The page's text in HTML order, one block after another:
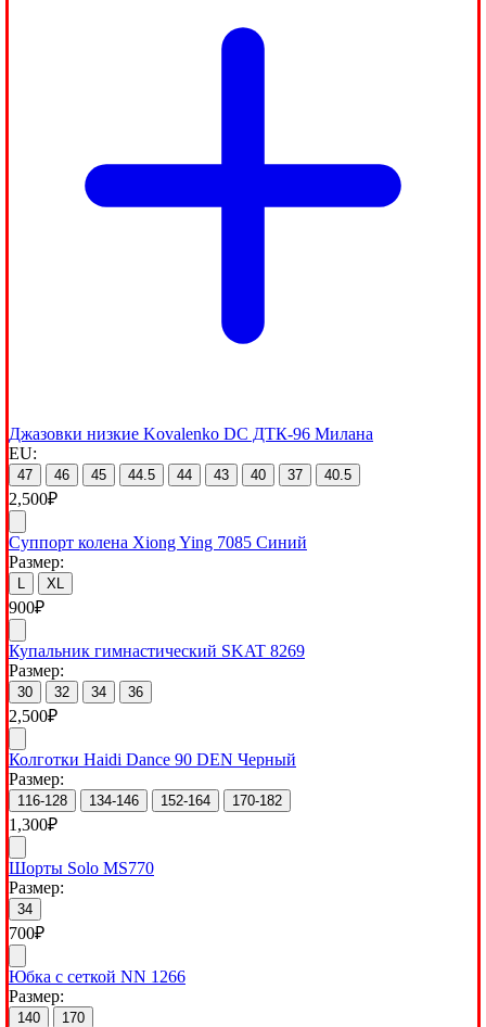
Джазовки низкие Kovalenko DC ДТК-96 Милана
EU:
47 46 45 44.5 44 43 40 37 40.5
2,500₽
Суппорт колена Xiong Ying 7085 Синий
Размер:
XL
900₽
Купальник гимнастический SKAT 8269
Размер:
30 32 34 36
2,500₽
Колготки Haidi Dance 90 DEN Черный
Размер:
116-128 134-146 152-164 170-182
1,300₽
Шорты Solo MS770
Размер:
34
700₽
Юбка с сеткой NN 1266
Размер:
140 170